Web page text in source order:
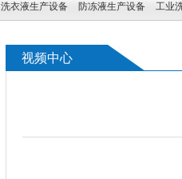
洗衣液生产设备 防冻液生产设备 工业
视频中心